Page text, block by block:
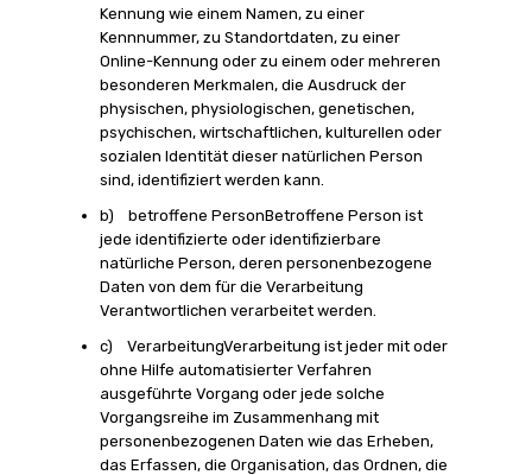
Kennung wie einem Namen, zu einer
Kennnummer, zu Standortdaten, zu einer
Online-Kennung oder zu einem oder mehreren
besonderen Merkmalen, die Ausdruck der
physischen, physiologischen, genetischen,
psychischen, wirtschaftlichen, kulturellen oder
sozialen Identität dieser natürlichen Person
sind, identifiziert werden kann.
b) betroffene PersonBetroffene Person ist
jede identifizierte oder identifizierbare
natürliche Person, deren personenbezogene
Daten von dem für die Verarbeitung
Verantwortlichen verarbeitet werden.
c) VerarbeitungVerarbeitung ist jeder mit oder
ohne Hilfe automatisierter Verfahren
ausgeführte Vorgang oder jede solche
Vorgangsreihe im Zusammenhang mit
personenbezogenen Daten wie das Erheben,
das Erfassen, die Organisation, das Ordnen, die